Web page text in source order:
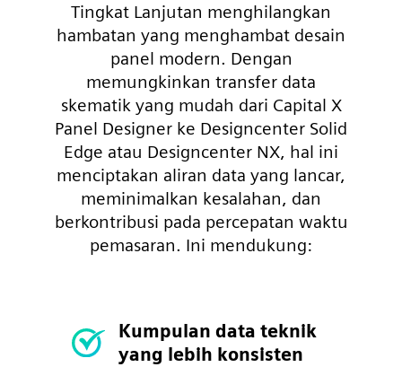
Tingkat Lanjutan menghilangkan
hambatan yang menghambat desain
panel modern. Dengan
memungkinkan transfer data
skematik yang mudah dari Capital X
Panel Designer ke Designcenter Solid
Edge atau Designcenter NX, hal ini
menciptakan aliran data yang lancar,
meminimalkan kesalahan, dan
berkontribusi pada percepatan waktu
pemasaran. Ini mendukung:
Kumpulan data teknik
yang lebih konsisten